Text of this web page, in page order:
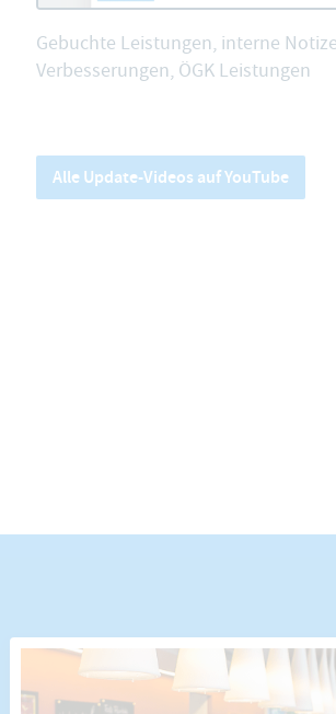
Gebuchte Leistungen, interne
Verbesserungen, ÖGK Leistungen
Alle Update-Videos auf YouTube